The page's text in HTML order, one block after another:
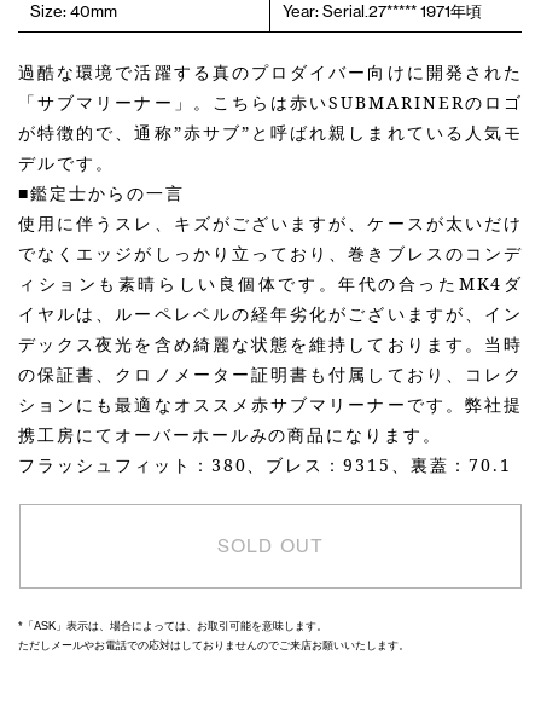
Size: 40mm Year: Serial.27***** 1971年頃
過酷な環境で活躍する真のプロダイバー向けに開発された
「サブマリーナー」。こちらは赤いSUBMARINERのロゴ
が特徴的で、通称”赤サブ”と呼ばれ親しまれている人気モ
デルです。
■鑑定士からの一言
使用に伴うスレ、キズがございますが、ケースが太いだけ
でなくエッジがしっかり立っており、巻きブレスのコンデ
ィションも素晴らしい良個体です。年代の合ったMK4ダ
イヤルは、ルーペレベルの経年劣化がございますが、イン
デックス夜光を含め綺麗な状態を維持しております。当時
の保証書、クロノメーター証明書も付属しており、コレク
ションにも最適なオススメ赤サブマリーナーです。弊社提
携工房にてオーバーホールみの商品になります。
フラッシュフィット：380、ブレス：9315、裏蓋：70.1
SOLD OUT
*「ASK」表示は、場合によっては、お取引可能を意味します。
ただしメールやお電話での応対はしておりませんのでご来店お願いいたします。